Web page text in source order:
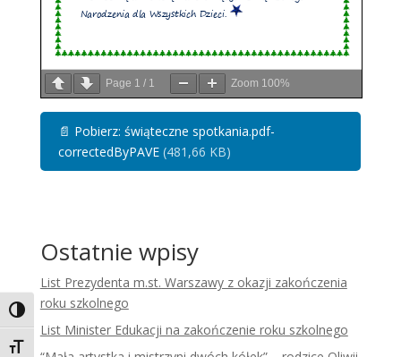
Toggle High Contrast
Toggle Font size
Page 1 / 1 Zoom 100%
📄 Pobierz: świąteczne spotkania.pdf-
correctedByPAVE (481,66 KB)
Ostatnie wpisy
List Prezydenta m.st. Warszawy z okazji zakończenia
roku szkolnego
List Minister Edukacji na zakończenie roku szkolnego